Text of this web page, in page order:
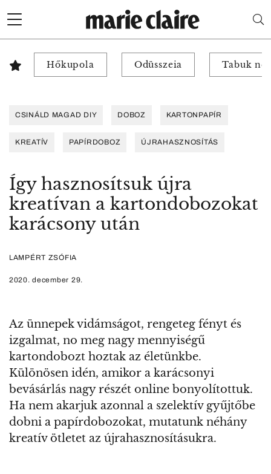
Hőkupola Odüsszeia Tabuk
CSINÁLD MAGAD DIY DOBOZ KARTONPAPÍR
KREATÍV PAPÍRDOBOZ ÚJRAHASZNOSÍTÁS
Így hasznosítsuk újra
kreatívan a kartondobozokat
karácsony után
LAMPÉRT ZSÓFIA
2020. december 29.
Az ünnepek vidámságot, rengeteg fényt és
izgalmat, no meg nagy mennyiségű
kartondobozt hoztak az életünkbe.
Különösen idén, amikor a karácsonyi
bevásárlás nagy részét online bonyolítottuk.
Ha nem akarjuk azonnal a szelektív gyűjtőbe
dobni a papírdobozokat, mutatunk néhány
kreatív ötletet az újrahasznosításukra.